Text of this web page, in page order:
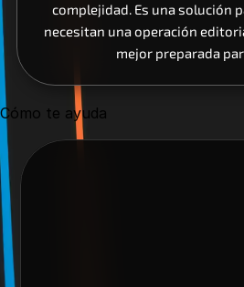
complejidad. Es una solución
necesitan una operación
mejor preparada
Cómo te ayuda